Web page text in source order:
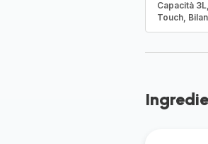
Capacità
Touch,